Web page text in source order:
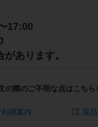
17:00
あります。
の際のご不明な点はこちら
利用案内 返